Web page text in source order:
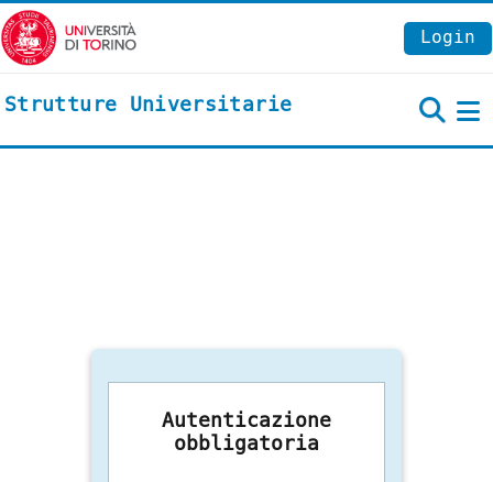
Vai al contenuto principale
Login
Strutture Universitarie
Autenticazione
obbligatoria